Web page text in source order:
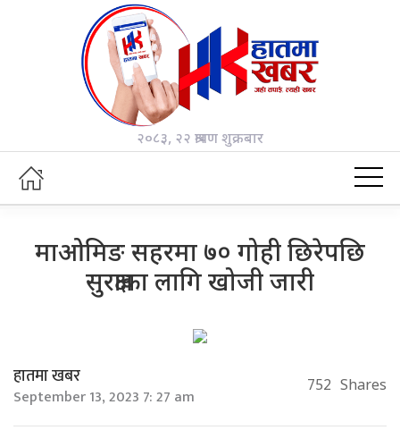
२०८३, २२ श्रावण शुक्रबार
माओमिङ सहरमा ७० गोही छिरेपछि
सुरक्षाका लागि खोजी जारी
हातमा खबर
September 13, 2023 7: 27 am 752 Shares